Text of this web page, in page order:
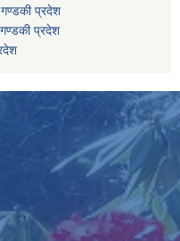
गण्डकी प्रदेश
प्रदेश